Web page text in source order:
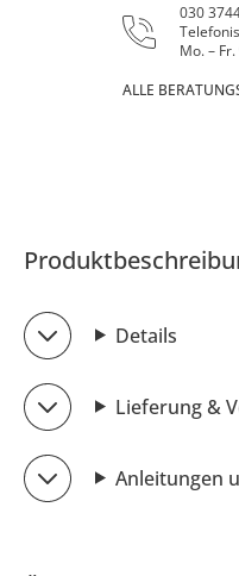
030
Mo. –
ALLE
Details
Lieferung &
Anleitungen